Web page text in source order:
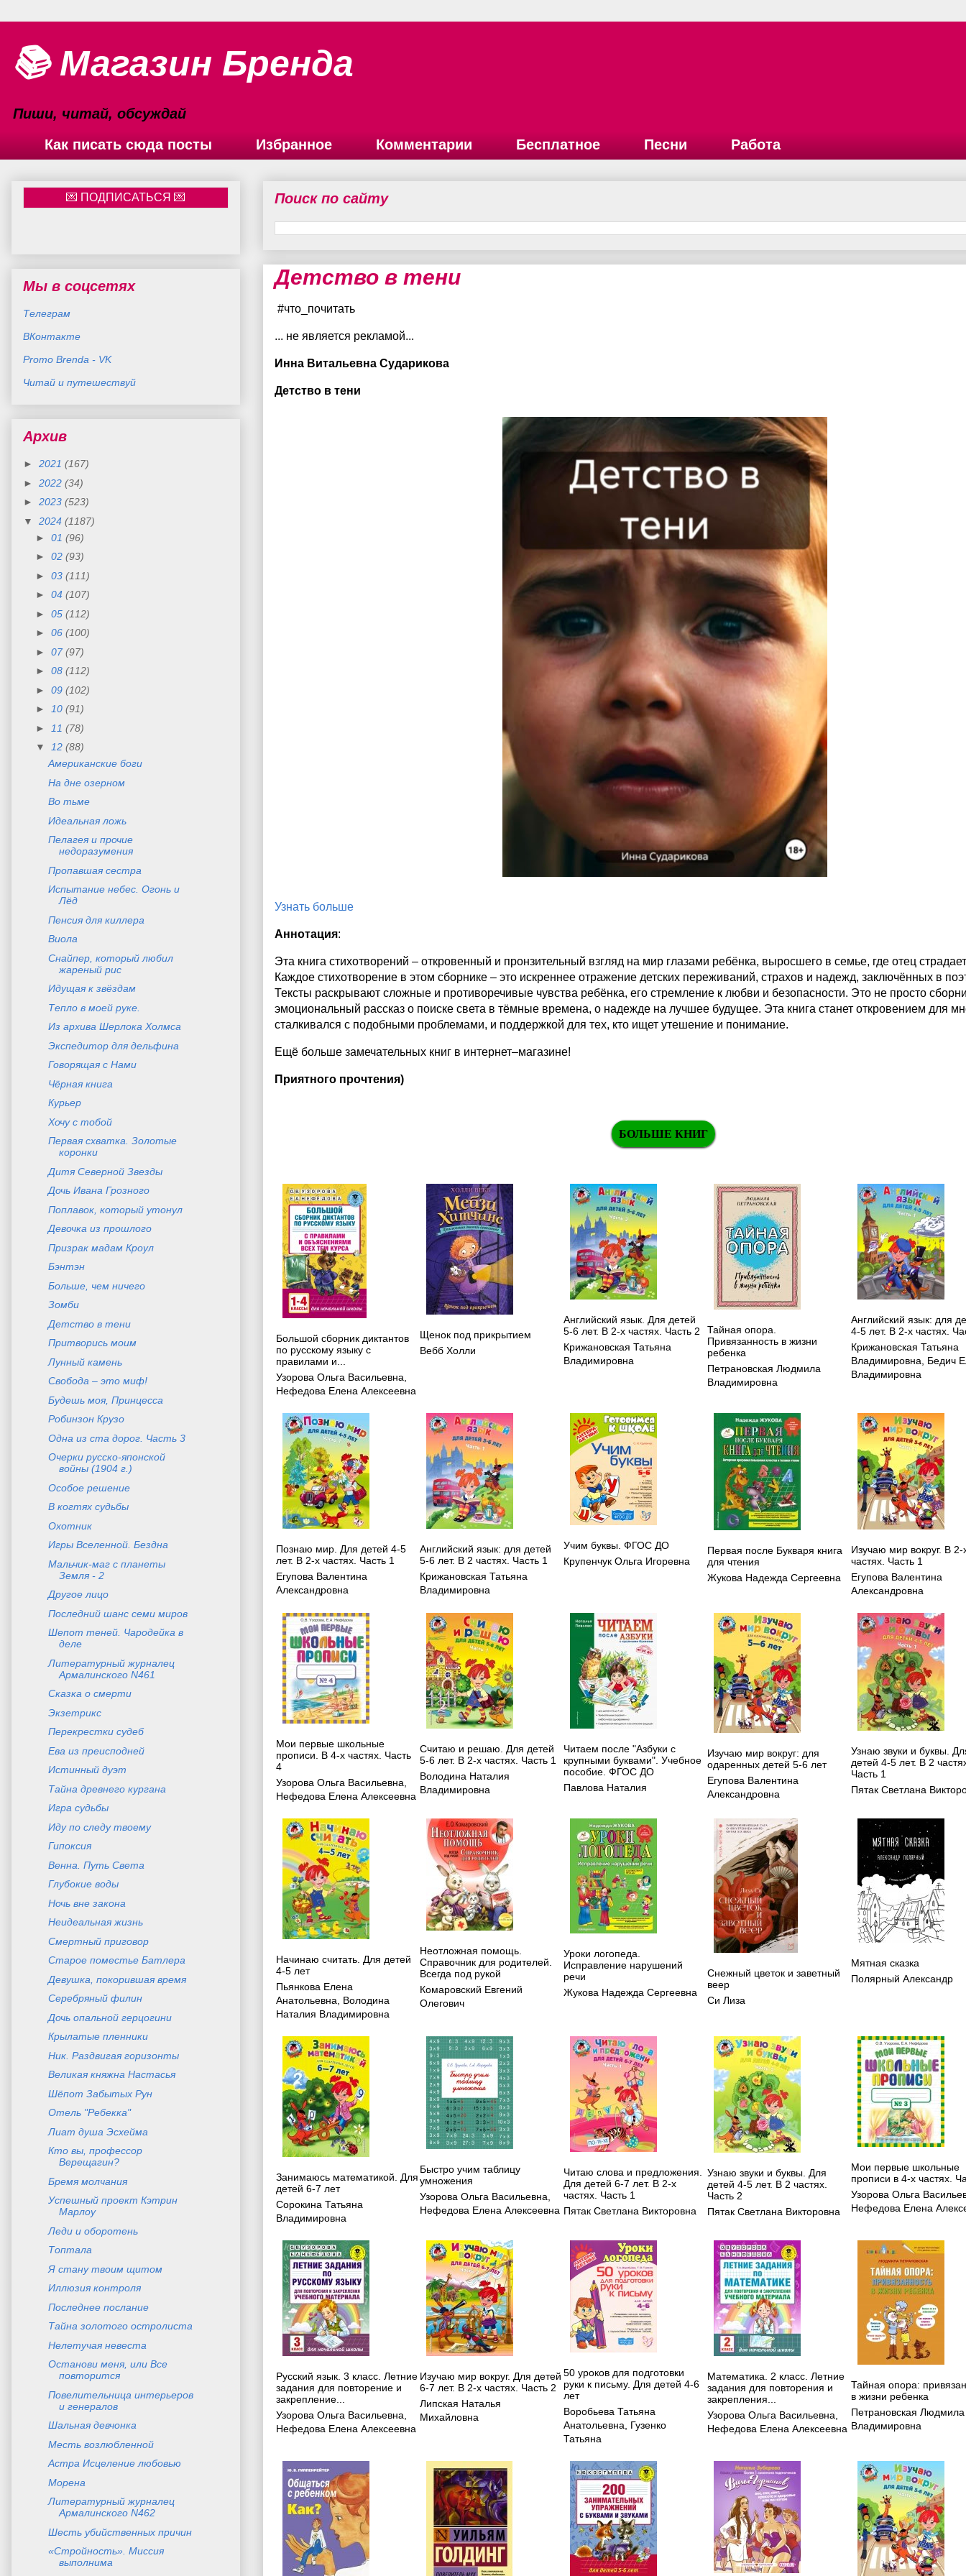
📚 Магазин Бренда
Пиши, читай, обсуждай
Как писать сюда посты
Избранное Комментарии Бесплатное Песни Работа
Поиск по сайту
Детcтво в тени
#что_почитать
... не является рекламой...
Инна Витальевна Сударикова
Детcтво в тени
Узнать больше
Аннотация:
Эта книга стихотворений – откровенный и пронзительный взгляд на мир глазами ребёнка, выросшего в семье, где отец
Каждое стихотворение в этом сборнике – это искреннее отражение детских переживаний, страхов и надежд, заключённых в
Тексты раскрывают сложные и противоречивые чувства ребёнка, его стремление к любви и безопасности. Это не просто
эмоциональный рассказ о поиске света в тёмные времена, о надежде на лучшее будущее. Эта книга станет откровением для
сталкивался с подобными проблемами, и поддержкой для тех, кто ищет утешение и понимание.
Ещё больше замечательных книг в интернет–магазине!
Приятного прочтения)
БОЛЬШЕ КНИГ
Большой сборник диктантов
по русскому языку с
правилами и...
Узорова Ольга Васильевна
Нефедова Елена Алексеевна
Щенок под прикрытием
Вебб Холли
Английский язык. Для детей
5-6 лет. В 2-х частях. Часть 2
Крижановская Татьяна
Владимировна
Тайная опора.
Привязанность в жизни
ребенка
Петрановская Людмила
Владимировна
Английский язык: для
4-5 лет. В 2-х частях.
Крижановская Татьяна
Владимировна
Бедич
Владимировна
Познаю мир. Для детей 4-5
лет. В 2-х частях. Часть 1
Егупова Валентина
Александровна
Английский язык: для детей
5-6 лет. В 2 частях. Часть 1
Крижановская Татьяна
Владимировна
Учим буквы. ФГОС ДО
Крупенчук Ольга Игоревна
Первая после Букваря книга
для чтения
Жукова Надежда Сергеевна
Изучаю мир вокруг. В 2-
частях. Часть 1
Егупова Валентина
Александровна
Мои первые школьные
прописи. В 4-х частях. Часть
4
Узорова Ольга Васильевна
Нефедова Елена Алексеевна
Считаю и решаю. Для детей
5-6 лет. В 2-х частях. Часть 1
Володина Наталия
Владимировна
Читаем после "Азбуки с
крупными буквами". Учебное
пособие. ФГОС ДО
Павлова Наталия
Изучаю мир вокруг: для
одаренных детей 5-6 лет
Егупова Валентина
Александровна
Узнаю звуки и буквы.
детей 4-5 лет. В 2
Часть 1
Пятак Светлана
Начинаю считать. Для детей
4-5 лет
Пьянкова Елена
Анатольевна
Володина
Наталия Владимировна
Неотложная помощь.
Справочник для родителей.
Всегда под рукой
Комаровский Евгений
Олегович
Уроки логопеда.
Исправление нарушений
речи
Жукова Надежда Сергеевна
Снежный цветок и заветный
веер
Си Лиза
Мятная сказка
Полярный Александр
Занимаюсь математикой. Для
детей 6-7 лет
Сорокина Татьяна
Владимировна
Быстро учим таблицу
умножения
Узорова Ольга Васильевна
Нефедова Елена Алексеевна
Читаю слова и предложения.
Для детей 6-7 лет. В 2-х
частях. Часть 1
Пятак Светлана Викторовна
Узнаю звуки и буквы. Для
детей 4-5 лет. В 2 частях.
Часть 2
Пятак Светлана Викторовна
Мои первые школьные
прописи в 4-х частях.
Узорова Ольга
Нефедова Елена
Русский язык. 3 класс. Летние
задания для повторение и
закрепление...
Узорова Ольга Васильевна
Нефедова Елена Алексеевна
Изучаю мир вокруг. Для детей
6-7 лет. В 2-х частях. Часть 2
Липская Наталья
Михайловна
50 уроков для подготовки
руки к письму. Для детей 4-6
лет
Воробьева Татьяна
Анатольевна
Гузенко
Татьяна
Математика. 2 класс. Летние
задания для повторения и
закрепления...
Узорова Ольга Васильевна
Нефедова Елена Алексеевна
Тайная опора:
в жизни ребенка
Петрановская Людмила
Владимировна
Мы в соцсетях
Телеграм
ВКонтакте
Promo Brenda - VK
Читай и путешествуй
Архив
► 2021 (167)
► 2022 (34)
► 2023 (523)
▼ 2024 (1187)
► 01 (96)
► 02 (93)
► 03 (111)
► 04 (107)
► 05 (112)
► 06 (100)
► 07 (97)
► 08 (112)
► 09 (102)
►
10 (91)
►
11 (78)
▼
12 (88)
Американские боги
На дне озерном
Во тьме
Идеальная ложь
Пелагея и прочие
недоразумения
Пропавшая сестра
Испытание небес. Огонь и
Лёд
Пенсия для киллера
Виола
Снайпер, который любил
жареный рис
Идущая к звёздам
Тепло в моей руке.
Из архива Шерлока Холмса
Экспедитор для дельфина
Говорящая с Нами
Чёрная книга
Курьер
Хочу с тобой
Первая схватка. Золотые
коронки
Дитя Северной Звезды
Дочь Ивана Грозного
Поплавок, который утонул
Девочка из прошлого
Призрак мадам Кроул
Бэнтэн
Больше, чем ничего
Зомби
Детcтво в тени
Притворись моим
Лунный камень
Свобода – это миф!
Будешь моя, Принцесса
Робинзон Крузо
Одна из ста дорог. Часть 3
Очерки русско-японской
войны (1904 г.)
Особое решение
В когтях судьбы
Охотник
Игры Вселенной. Бездна
Мальчик-маг с планеты
Земля - 2
Другое лицо
Последний шанс семи миров
Шепот теней. Чародейка в
деле
Литературный журналец
Армалинского N461
Сказка о смерти
Экзетрикс
Перекрестки судеб
Ева из преисподней
Истинный дуэт
Тайна древнего кургана
Игра судьбы
Иду по следу твоему
Гипоксия
Венна. Путь Света
Глубокие воды
Ночь вне закона
Неидеальная жизнь
Смертный приговор
Старое поместье Батлера
Девушка, покорившая время
Серебряный филин
Дочь опальной герцогини
Крылатые пленники
Ник. Раздвигая горизонты
Великая княжна Настасья
Шёпот Забытых Рун
Отель "Ребекка"
Лиат душа Эсхейма
Кто вы, профессор
Верещагин?
Бремя молчания
Успешный проект Кэтрин
Марлоу
Леди и оборотень
Топтала
Я стану твоим щитом
Иллюзия контроля
Последнее послание
Тайна золотого остролиста
Нелетучая невеста
Останови меня, или Все
повторится
Повелительница интерьеров
и генералов
Шальная девчонка
Месть возлюбленной
Астра Исцеление любовью
Морена
Литературный журналец
Армалинского N462
Шесть убийственных причин
«Стройность». Миссия
выполнима